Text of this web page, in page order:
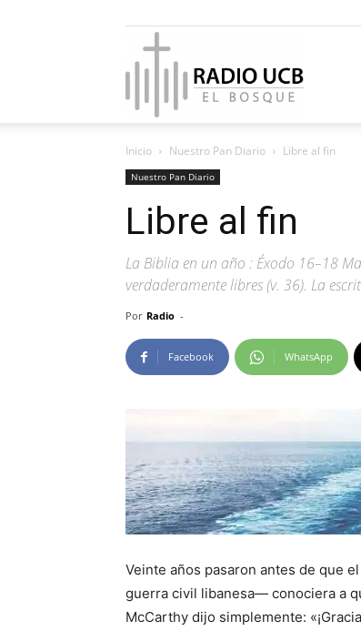
Radio
El
Bosque
Inicio Nuestro Pan Diario Libre al fin
Nuestro Pan Diario
Libre al fin
La Biblia en un año : Éxodo 16–18
verdaderamente libres (v. 36). La
Por Radio -
Facebook WhatsApp
Veinte años pasaron antes de que
guerra civil libanesa— conociera a
McCarthy dijo simplemente: